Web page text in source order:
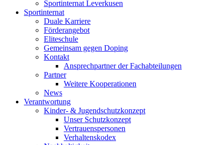
Sportinternat Leverkusen
Sportinternat
Duale Karriere
Förderangebot
Eliteschule
Gemeinsam gegen Doping
Kontakt
Ansprechpartner der Fachabteilungen
Partner
Weitere Kooperationen
News
Verantwortung
Kinder- & Jugendschutzkonzept
Unser Schutzkonzept
Vertrauenspersonen
Verhaltenskodex